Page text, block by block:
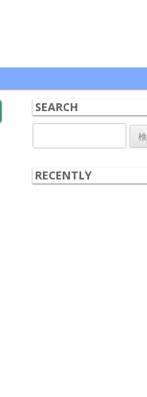
SEARCH
索:
RECENTLY